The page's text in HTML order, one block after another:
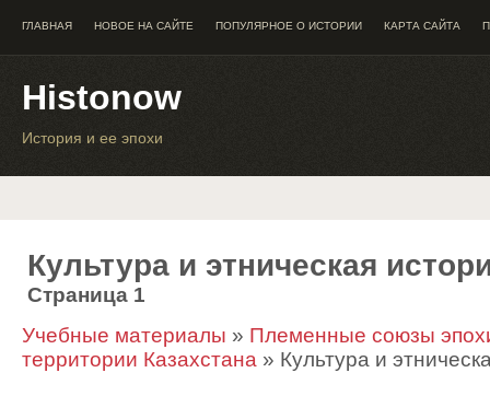
ГЛАВНАЯ НОВОЕ НА САЙТЕ ПОПУЛЯРНОЕ О ИСТОРИИ КАРТА САЙТА
Histonow
История и ее эпохи
Культура и этническая
Страница 1
Учебные материалы » Племенные союзы
территории Казахстана » Культура и